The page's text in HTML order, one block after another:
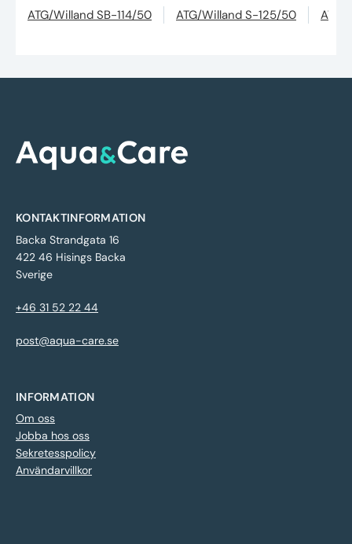
ATG/Willand SB-114/50 ATG/Willand S-125/50 ATG/
KONTAKTINFORMATION
Backa Strandgata 16
422 46 Hisings Backa
Sverige
+46 31 52 22 44
post@aqua-care.se
INFORMATION
Om oss
Jobba hos oss
Sekretesspolicy
Användarvillkor